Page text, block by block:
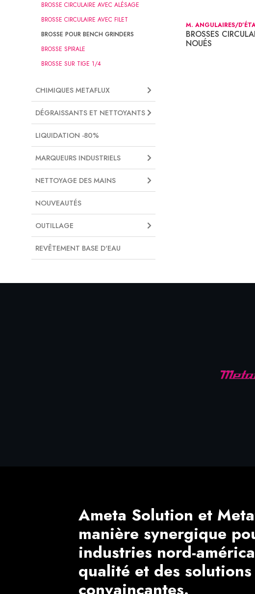
BROSSE CIRCULAIRE AVEC ALÉSAGE
BROSSE CIRCULAIRE AVEC FILET
BROSSE POUR BENCH GRINDERS
BROSSE SPIRALE
BROSSE SUR TIGE 1/4
CHIMIQUES METAFLUX
DÉGRAISSANTS ET NETTOYANTS
LIQUIDATION -80%
MARQUEURS INDUSTRIELS
NETTOYAGE DES MAINS
NOUVEAUTÉS
OUTILLAGE
REVÊTEMENT BASE D'EAU
M. ANGULAIRES/
BROSSES
NOUÉS
Ameta Solution et
manière synergique
industries nord-
qualité et des
convaincantes.